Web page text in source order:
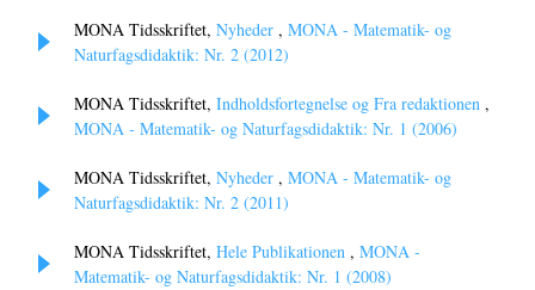
MONA Tidsskriftet, Nyheder , MONA - Matematik- og
Naturfagsdidaktik: Nr. 2 (2012)
MONA Tidsskriftet, Indholdsfortegnelse og Fra redaktionen ,
MONA - Matematik- og Naturfagsdidaktik: Nr. 1 (2006)
MONA Tidsskriftet, Nyheder , MONA - Matematik- og
Naturfagsdidaktik: Nr. 2 (2011)
MONA Tidsskriftet, Hele Publikationen , MONA -
Matematik- og Naturfagsdidaktik: Nr. 1 (2008)